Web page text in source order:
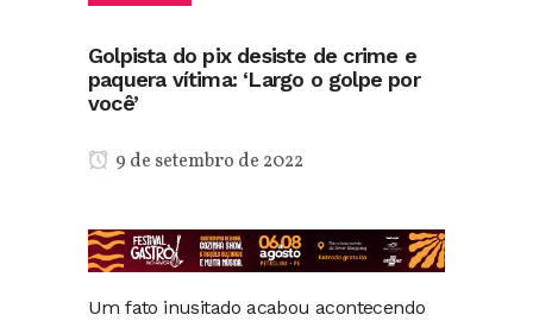
Golpista do pix desiste de crime e
paquera vítima: ‘Largo o golpe por
você’
9 de setembro de 2022
Um fato inusitado acabou acontecendo